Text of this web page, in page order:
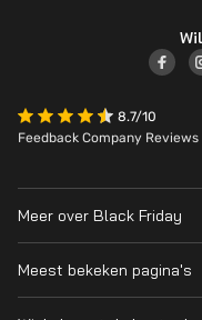
8.7/10
Feedback Company Reviews
Meer over Black Friday
Wanneer is Black Friday?
Cyber Monday 2026
Meest bekeken pagina's